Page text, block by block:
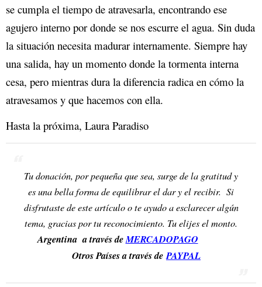
se cumpla el tiempo de atravesarla, encontrando ese
agujero interno por donde se nos escurre el agua. Sin duda
la situación necesita madurar internamente. Siempre hay
una salida, hay un momento donde la tormenta interna
cesa, pero mientras dura la diferencia radica en cómo la
atravesamos y que hacemos con ella.
Hasta la próxima, Laura Paradiso
Tu donación, por pequeña que sea, surge de la gratitud y
es una bella forma de equilibrar el dar y el recibir. Si
disfrutaste de este artículo o te ayudo a esclarecer algún
tema, gracias por tu reconocimiento. Tu elijes el monto.
Argentina a través deMERCADOPAGO
Otros Países a través de PAYPAL